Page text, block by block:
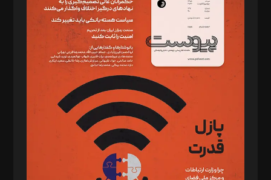
دبیر تحریریه: میثم قاسمی
د‌بیر ناداستان: سمانه سمیع
د‌بیر خدمت و تجارت: ابوالفضل رجبی
د‌بیر حقوق فناوری: حسام‌الدین ایپکچی
د‌بیر پیوست جهان: مینا پاکدل
د‌بیر تحریریه آنلاین: بابک نقاش
تحریریه‌: مجتبی محمود‌ی، آرش برهمند، یسنا امان‌پور، سروش کرمیان،
مصطفی مسجدی آرانی، ابوالفضل رجبی، زهرا فکرانه، فائزه فتحی
رستمی،مصطفی باستان
ویرایش: نگار استاد‌‌آقا